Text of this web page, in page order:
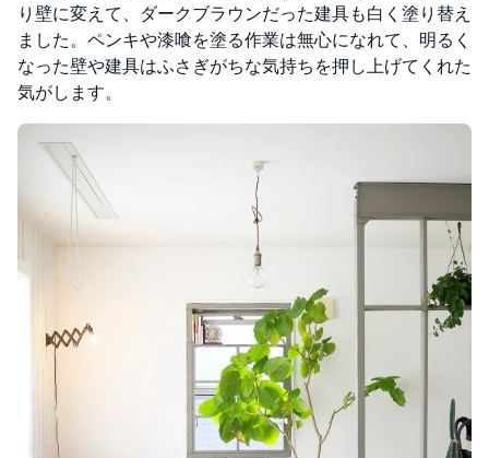
り壁に変えて、ダークブラウンだった建具も白く塗り替え
ました。 ペンキや漆喰を塗る作業は無心になれて、明るく
なった壁や建具はふさぎがちな気持ちを押し上げてくれた
気がします。